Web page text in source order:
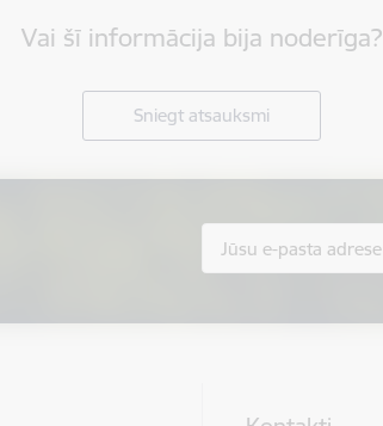
Vai šī informācija bija noderīga?
Sniegt atsauksmi